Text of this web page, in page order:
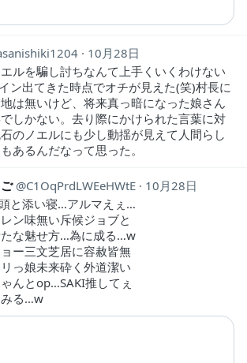
10月28日
ルを騙し討ちなんて上手くいくわけない
ン出てきた時点でオチが見えた(笑)村長に
は無いけど、将来真っ暗になった娘さん
しかない。去り際にかけられた言葉に対
のノエルにも少し動揺が見えて人間らし
あるんだなって思った。
C1OqPrdLWEeHWtE
10月28日
と添い寝…アルマえぇ…
ン味無い斥候ジョブと
な魅せ方…為に成る…w
ー三文芝居に容赦皆無
っ娘未来砕く外道潔い
んとop…SAKI推してぇ
る…w